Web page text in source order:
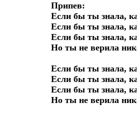
Припев:
Если бы ты знала,
Если бы ты знала,
Если бы ты знала,
Но ты не верила
Если бы ты знала,
Если бы ты знала,
Если бы ты знала,
Но ты не верила